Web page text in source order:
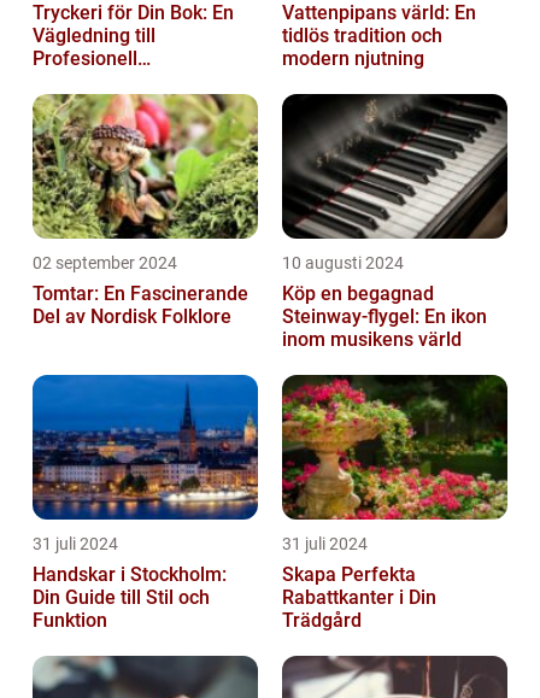
Tryckeri för Din Bok: En
Vägledning till
Profesionell
Vattenpipans värld: En
tidlös tradition och
modern njutning
02 september 2024
Tomtar: En Fascinerande
Del av Nordisk Folklore
10 augusti 2024
Köp en begagnad
Steinway-flygel: En ikon
inom musikens värld
31 juli 2024
Handskar i Stockholm:
Din Guide till Stil och
Funktion
31 juli 2024
Skapa Perfekta
Rabattkanter i Din
Trädgård